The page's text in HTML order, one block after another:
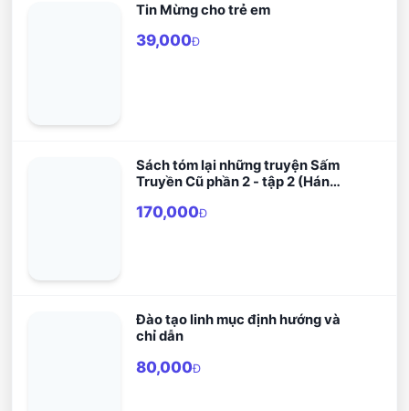
Tin Mừng cho trẻ em
39,000Đ
Sách tóm lại những truyện Sấm
Truyền Cũ phần 2 - tập 2 (Hán
170,000Đ
Đào tạo linh mục định hướng và
chỉ dẫn
80,000Đ